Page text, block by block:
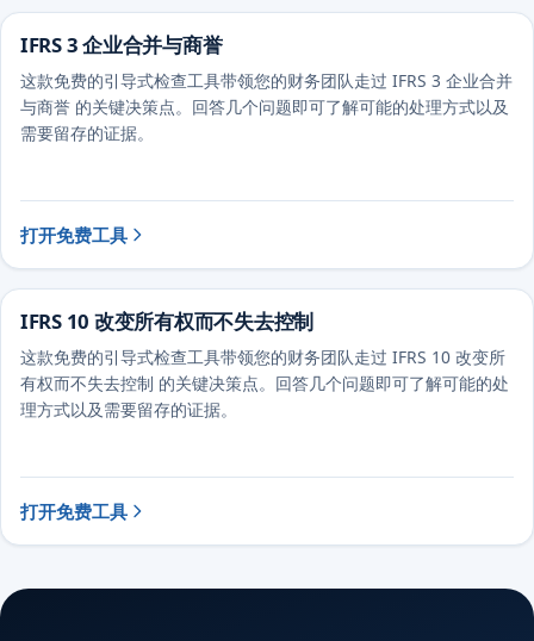
IFRS 3 企业合并与商誉
这款免费的引导式检查工具带领您的财务团队走过 IFRS 3 企业合并
与商誉 的关键决策点。回答几个问题即可了解可能的处理方式以及
需要留存的证据。
打开免费工具
IFRS 10 改变所有权而不失去控制
这款免费的引导式检查工具带领您的财务团队走过 IFRS 10 改变所
有权而不失去控制 的关键决策点。回答几个问题即可了解可能的处
理方式以及需要留存的证据。
打开免费工具